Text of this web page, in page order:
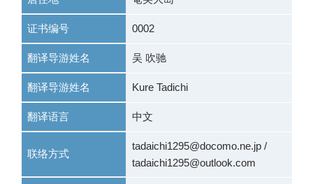
证书编号 0002
翻译导游姓名 吴 吹驰
翻译导游姓名 Kure Tadichi
翻译语言 中文
联络方式
tadaichi1295@docomo.ne.jp /
tadaichi1295@outlook.com